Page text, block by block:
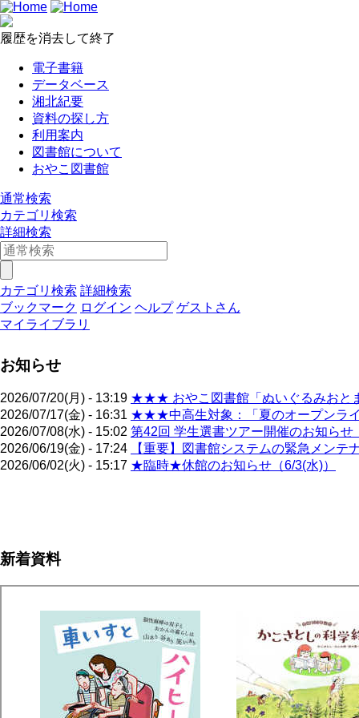
履歴を消去して終了
電子書籍
データベース
湘北紀要
資料の探し方
利用案内
図書館について
おやこ図書館
通常検索
カテゴリ検索
詳細検索
カテゴリ検索 詳細検索
ブックマーク ログイン ヘルプ ゲストさん
マイライブラリ
お知らせ
2026/07/20(月) - 13:19 ★★★ おやこ図書館「ぬいぐるみおと
2026/07/17(金) - 16:31 ★★★中高生対象：「夏のオープンラ
2026/07/08(水) - 15:02 第42回 学生選書ツアー開催のお知らせ
2026/06/19(金) - 17:24
【重要】図書館システムの緊急メンテ
2026/06/02(火) - 15:17 ★臨時★休館のお知らせ（6/3(水)）
送
新着資料